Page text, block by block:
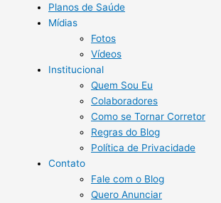
Planos de Saúde
Mídias
Fotos
Vídeos
Institucional
Quem Sou Eu
Colaboradores
Como se Tornar Corretor
Regras do Blog
Política de Privacidade
Contato
Fale com o Blog
Quero Anunciar